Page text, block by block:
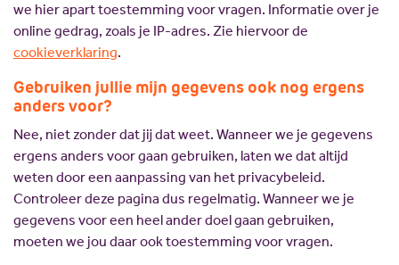
we hier apart toestemming voor vragen. Informatie over je
online gedrag, zoals je IP-adres. Zie hiervoor de
cookieverklaring.
Gebruiken jullie mijn gegevens ook nog ergens
anders voor?
Nee, niet zonder dat jij dat weet. Wanneer we je gegevens
ergens anders voor gaan gebruiken, laten we dat altijd
weten door een aanpassing van het privacybeleid.
Controleer deze pagina dus regelmatig. Wanneer we je
gegevens voor een heel ander doel gaan gebruiken,
moeten we jou daar ook toestemming voor vragen.